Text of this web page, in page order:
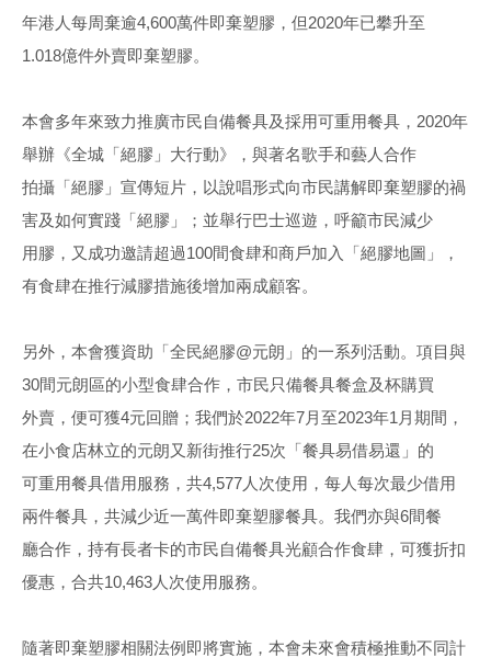
年港人每周棄逾4,600萬件即棄塑膠，但2020年已攀升至
1.018億件外賣即棄塑膠。
本會多年來致力推廣市民自備餐具及採用可重用餐具，2020年
舉辦《全城「絕膠」大行動》，與著名歌手和藝人合作
拍攝「絕膠」宣傳短片，以說唱形式向市民講解即棄塑膠的禍
害及如何實踐「絕膠」；並舉行巴士巡遊，呼籲市民減少
用膠，又成功邀請超過100間食肆和商戶加入「絕膠地圖」，
有食肆在推行減膠措施後增加兩成顧客。
另外，本會獲資助「全民絕膠@元朗」的一系列活動。項目與
30間元朗區的小型食肆合作，市民只備餐具餐盒及杯購買
外賣，便可獲4元回贈；我們於2022年7月至2023年1月期間，
在小食店林立的元朗又新街推行25次「餐具易借易還」的
可重用餐具借用服務，共4,577人次使用，每人每次最少借用
兩件餐具，共減少近一萬件即棄塑膠餐具。我們亦與6間餐
廳合作，持有長者卡的市民自備餐具光顧合作食肆，可獲折扣
優惠，合共10,463人次使用服務。
隨著即棄塑膠相關法例即將實施，本會未來會積極推動不同計